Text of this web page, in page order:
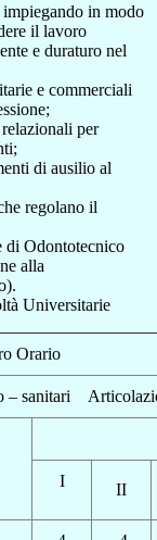
impiegando in modo
ere il lavoro
ente e duraturo nel
e e commerciali
ssione;
elazionali per
enti di ausilio al
e regolano il
di Odontotecnico
e alla
Universitarie
Orario
– sanitari
I II